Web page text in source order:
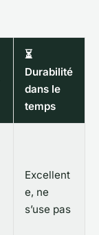
⏳
Durabilité
dans le
temps
Excellent
e, ne
s’use pas